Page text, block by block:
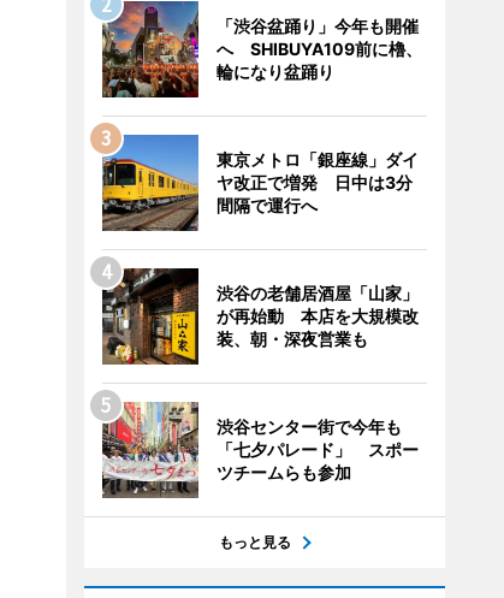
「渋谷盆踊り」今年も開催
へ SHIBUYA109前に櫓、
輪になり盆踊り
東京メトロ「銀座線」ダイ
ヤ改正で増発 日中は3分
間隔で運行へ
渋谷の老舗居酒屋「山家」
が再始動 本店を大規模改
装、朝・深夜営業も
渋谷センター街で今年も
「七夕パレード」 スポー
ツチームらも参加
もっと見る